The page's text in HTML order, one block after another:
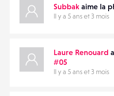
Subbak aime la
Il y a 5 ans et 3 mois
Laure Renouard
#05
Il y a 5 ans et 3 mois